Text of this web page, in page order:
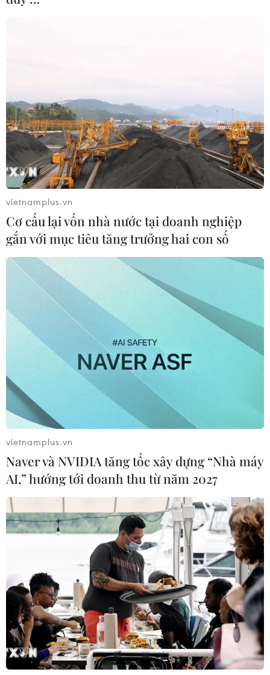
vietnamplus.vn
Cơ cấu lại vốn nhà nước tại doanh nghiệp
gắn với mục tiêu tăng trưởng hai con số
vietnamplus.vn
Naver và NVIDIA tăng tốc xây dựng “Nhà máy
AI,” hướng tới doanh thu từ năm 2027